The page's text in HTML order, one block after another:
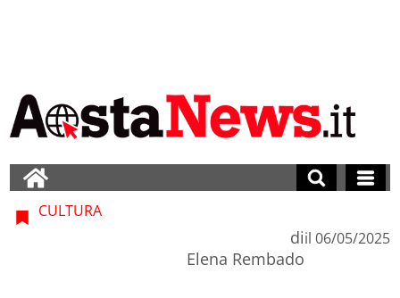
CULTURA
di
Elena Rembado
il 06/05/2025